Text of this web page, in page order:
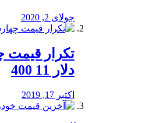
جولای 2, 2020
تکرار قیمت
دلار 11 400
اکتبر 17, 2019